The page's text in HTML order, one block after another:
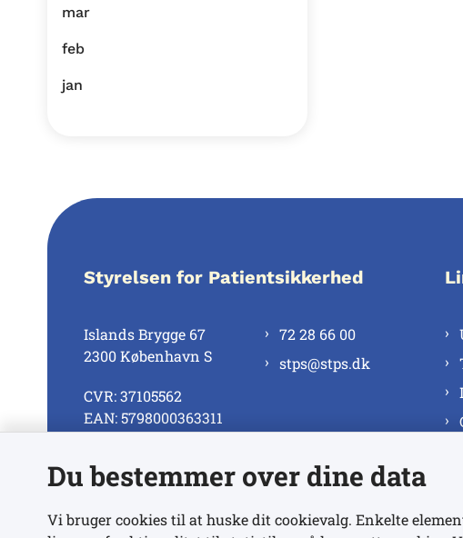
mar
feb
jan
Styrelsen for Patientsikkerhed
Islands Brygge 67
2300 København S
CVR: 37105562
EAN: 5798000363311
72 28 66 00
stps@stps.dk
Se alle kontaktnumre
Du bestemmer over dine data
Vi bruger cookies til at huske dit cookievalg. Enkelte